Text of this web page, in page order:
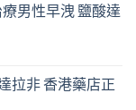
男性早洩 鹽酸達
拉非 香港藥店正